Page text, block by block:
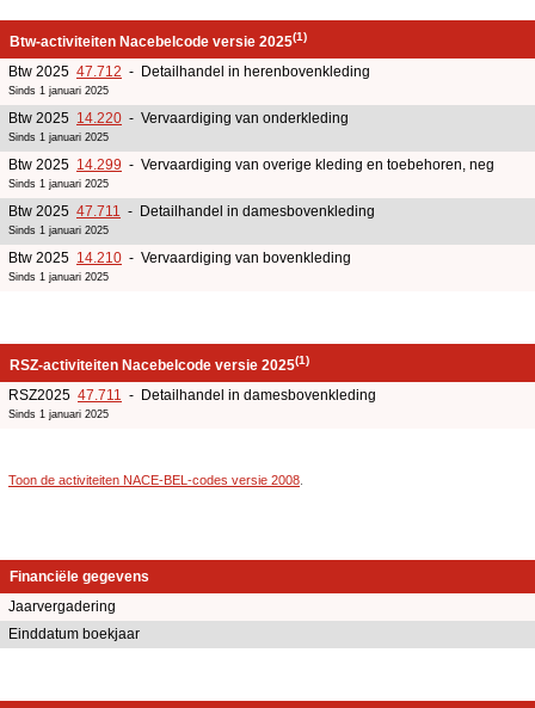
Btw-activiteiten Nacebelcode versie 2025(1)
Btw 2025 47.712 - Detailhandel in herenbovenkleding
Sinds 1 januari 2025
Btw 2025 14.220 - Vervaardiging van onderkleding
Sinds 1 januari 2025
Btw 2025 14.299 - Vervaardiging van overige kleding en toebehoren, neg
Sinds 1 januari 2025
Btw 2025 47.711 - Detailhandel in damesbovenkleding
Sinds 1 januari 2025
Btw 2025 14.210 - Vervaardiging van bovenkleding
Sinds 1 januari 2025
RSZ-activiteiten Nacebelcode versie 2025(1)
RSZ2025 47.711 - Detailhandel in damesbovenkleding
Sinds 1 januari 2025
Toon de activiteiten NACE-BEL-codes versie 2008
Financiële gegevens
Jaarvergadering
Einddatum boekjaar